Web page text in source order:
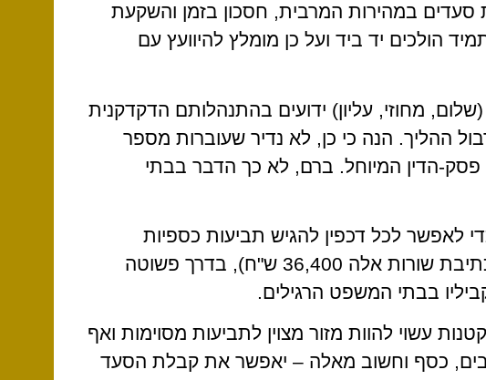
סעדים במהירות המרבית, חסכון בזמן והשקעת
הולכים יד ביד ועל כן מומלץ להיוועץ עם
מחוזי, עליון) ידועים בהתנהלותם הדקדקנית
ההליך. הנה כי כן, לא נדיר שעוברות מספר
הדין המיוחל. ברם, לא כך הדבר בבתי
לאפשר לכל דכפין להגיש תביעות כספיות
בסכומים נמוכים יחסית (נכון למעוד כתיבת שורות אלה 36,400 ש"ח), בדרך פשוטה
בבתי המשפט הרגילים.
עשוי להוות מזור מצוין לתביעות מסוימות ואף
כסף וחשוב מאלה – יאפשר את קבלת הסעד